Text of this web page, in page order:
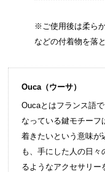
※ご使用後は柔ら
などの付着物を落
Ouca（ウーサ）
Oucaとはフランス語
なっている鍵モチーフ
着きたいという意味が
も、手にした人の日々
るようなアクセサリー